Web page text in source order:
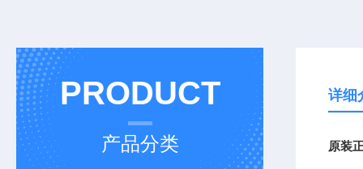
PRODUCT
产品分类
详细
原装